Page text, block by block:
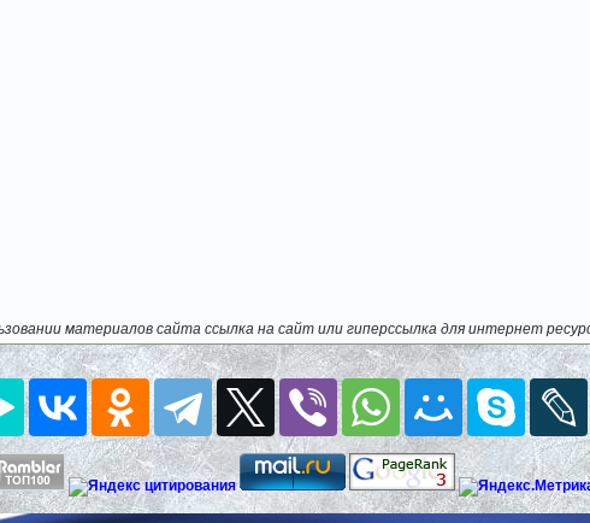
материалов сайта ссылка на сайт или гиперссылка для интернет